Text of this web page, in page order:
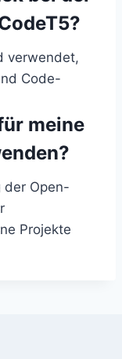
verwendet,
Code-
meine
der Open-
Projekte